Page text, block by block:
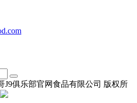
J9俱乐部官网食品有限公司 版权所